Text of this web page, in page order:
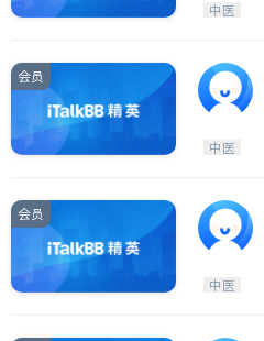
中医
会员
中医
会员
中医